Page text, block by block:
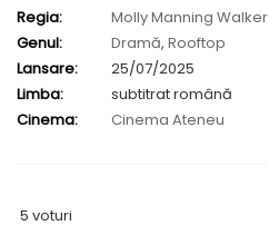
Samuel Bottomley,Shaun Thomas
Regia:
Molly Manning Walker
Genul:
Dramă, Rooftop
Lansare:
25/07/2025
Limba:
subtitrat română
Cinema:
Cinema Ateneu
5 voturi